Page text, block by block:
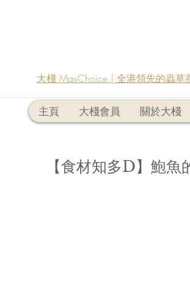
大棧 MaxChoice | 全港領先的蟲
主頁 大棧會員 關於大棧
【食材知多D】鮑魚